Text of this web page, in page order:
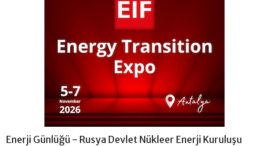
Enerji Günlüğü - Rusya Devlet Nükleer Enerji Kuruluşu